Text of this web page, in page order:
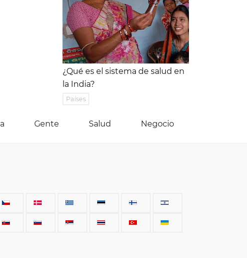
¿Qué es el sistema de salud en
la India?
Países
Gente Salud Negocio